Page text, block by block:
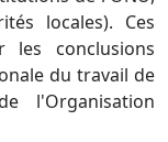
locales). Ces
les conclusions
du travail de
l'Organisation